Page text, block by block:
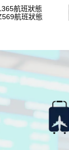
航班狀態
航班狀態